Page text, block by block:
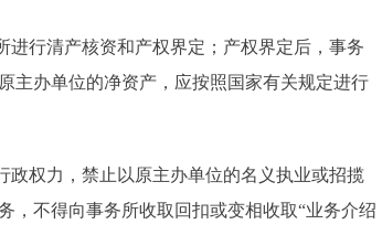
行清产核资和产权界定；产权界定后，事务
主办单位的净资产，应按照国家有关规定进行
权力，禁止以原主办单位的名义执业或招揽
，不得向事务所收取回扣或变相收取“业务介绍